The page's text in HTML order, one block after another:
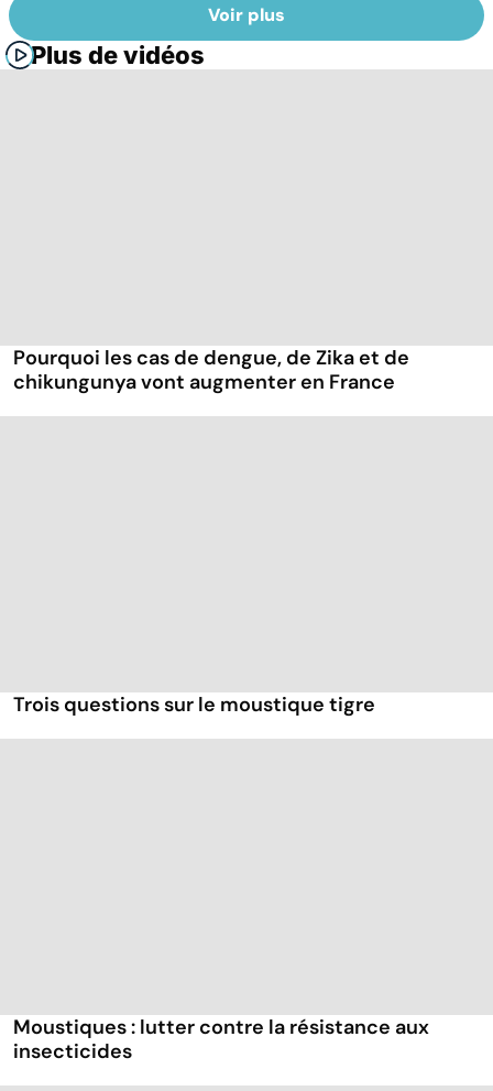
Voir plus
Plus de vidéos
Pourquoi les cas de dengue, de Zika et de
chikungunya vont augmenter en France
Trois questions sur le moustique tigre
Moustiques : lutter contre la résistance aux
insecticides